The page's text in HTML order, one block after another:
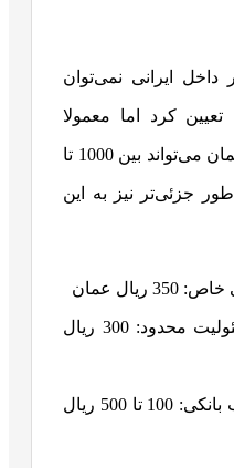
داخل ایرانی نمی‌توان
کرد اما معمولا
هزینه کل ثبت شرکت در عمان می‌تواند بین 1000 تا
طور جزئی‌تر نیز به این
عمان
شرکت‌های با مسئولیت محدود: 300 ریال
هزینه افتتاح حساب بانکی: 100 تا 500 ریال